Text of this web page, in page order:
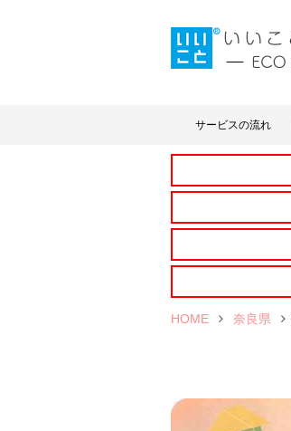
サービスの流れ
HOME 奈良県